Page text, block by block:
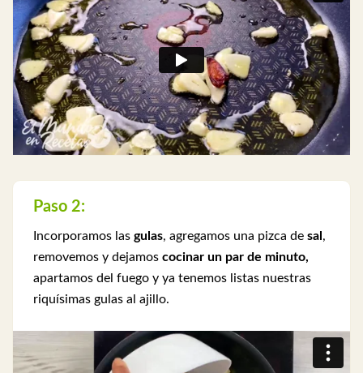
Paso 2:
Incorporamos las gulas, agregamos una pizca de sal ,
removemos y dejamos cocinar un par de minuto,
apartamos del fuego y ya tenemos listas nuestras
riquísimas gulas al ajillo.